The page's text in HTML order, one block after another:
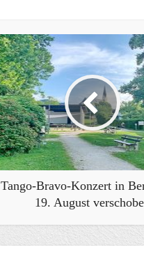
Tango-Bravo-Konzert in
19. August